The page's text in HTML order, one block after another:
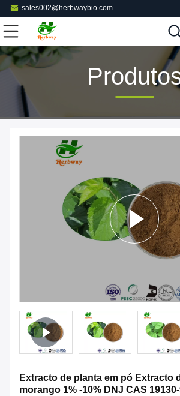
sales002@herbwaybio.com
Extracto de planta em pó Extracto
morango 1% -10% DNJ CAS